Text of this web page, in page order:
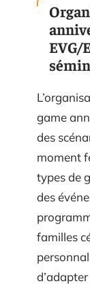
EVG/
game
des
moment
types de
des
familles